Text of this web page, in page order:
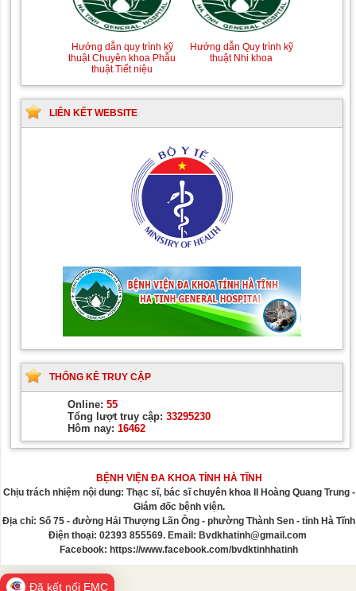
Hướng dẫn quy trình kỹ
thuật Chuyên khoa Phẫu
thuật Tiết niệu
Hướng dẫn Quy trình kỹ
thuật Nhi khoa
LIÊN KẾT WEBSITE
THỐNG KÊ TRUY CẬP
Online: 55
Tổng lượt truy cập: 33295230
Hôm nay: 16462
BỆNH VIỆN ĐA KHOA TỈNH HÀ TĨNH
Chịu trách nhiệm nội dung: Thạc sĩ, bác sĩ chuyên khoa II Hoàng Quang Trung -
Giám đốc bệnh viện.
Địa chỉ: Số 75 - đường Hải Thượng Lãn Ông - phường Thành Sen - tỉnh Hà Tĩnh
Điện thoại: 02393 855569. Email: Bvdkhatinh@gmail.com
Facebook: https://www.facebook.com/bvdktinhhatinh
Đã kết nối EMC